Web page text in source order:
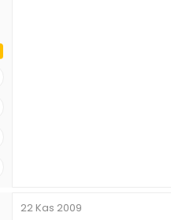
22 Kas 2009